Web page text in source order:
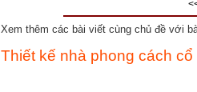
Xem thêm các bài viết cùng chủ đề với
Thiết kế nhà phong cách cổ